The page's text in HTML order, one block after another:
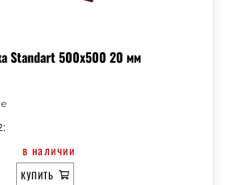
Standart 500х500 20 мм
в наличии
КУПИТЬ